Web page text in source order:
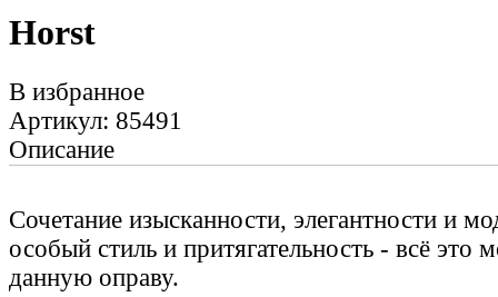
Horst
В избранное
Артикул: 85491
Описание
Сочетание изысканности, элегантности и
особый стиль и притягательность - всё это
данную оправу.